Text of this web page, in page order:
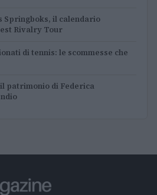
Springboks, il calendario
Rivalry Tour
di tennis: le scommesse che
patrimonio di Federica